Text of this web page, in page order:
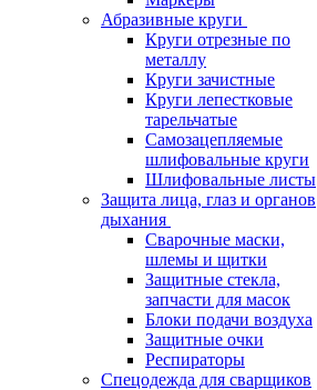
Абразивные круги
Круги отрезные по
металлу
Круги зачистные
Круги лепестковые
тарельчатые
Самозацепляемые
шлифовальные круги
Шлифовальные листы
Защита лица, глаз и органов
дыхания
Сварочные маски,
шлемы и щитки
Защитные стекла,
запчасти для масок
Блоки подачи воздуха
Защитные очки
Респираторы
Спецодежда для сварщиков